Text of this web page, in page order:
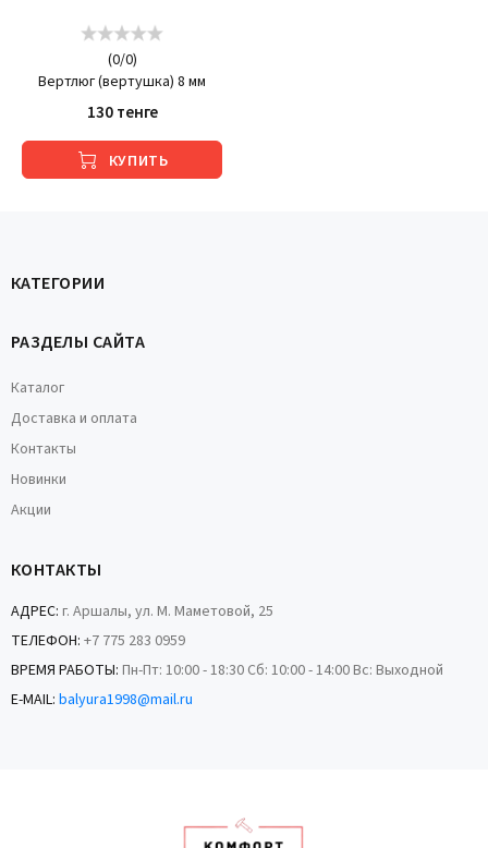
(0/0)
Вертлюг (вертушка) 8 мм
130 тенге
КУПИТЬ
КАТЕГОРИИ
РАЗДЕЛЫ САЙТА
Каталог
Доставка и оплата
Контакты
Новинки
Акции
КОНТАКТЫ
АДРЕС: г. Аршалы, ул. М. Маметовой, 25
ТЕЛЕФОН: +7 775 283 0959
ВРЕМЯ РАБОТЫ: Пн-Пт: 10:00 - 18:30 Сб: 10:00 - 14:00 Вс: Выходной
E-MAIL: balyura1998@mail.ru